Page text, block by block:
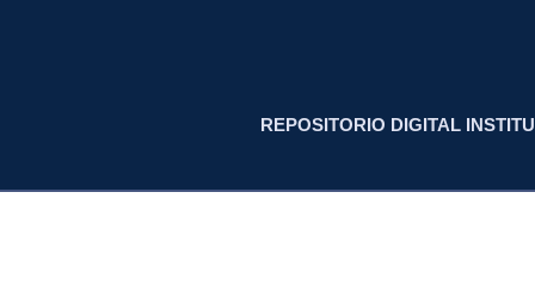
REPOSITORIO DIGITAL